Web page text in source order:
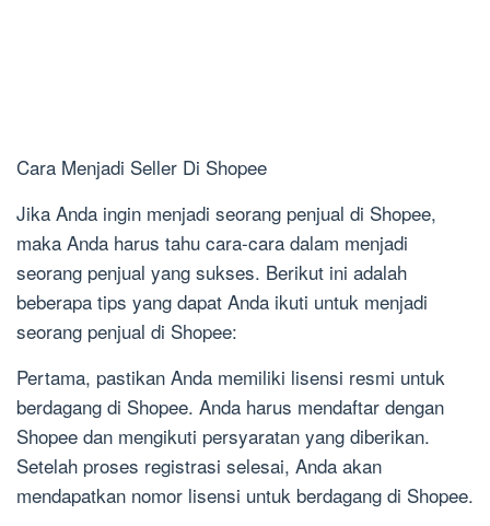
Cara Menjadi Seller Di Shopee
Jika Anda ingin menjadi seorang penjual di Shopee,
maka Anda harus tahu cara-cara dalam menjadi
seorang penjual yang sukses. Berikut ini adalah
beberapa tips yang dapat Anda ikuti untuk menjadi
seorang penjual di Shopee:
Pertama, pastikan Anda memiliki lisensi resmi untuk
berdagang di Shopee. Anda harus mendaftar dengan
Shopee dan mengikuti persyaratan yang diberikan.
Setelah proses registrasi selesai, Anda akan
mendapatkan nomor lisensi untuk berdagang di Shopee.